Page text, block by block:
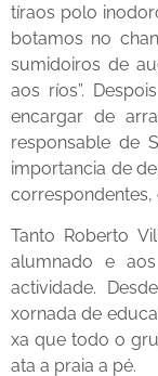
tíraos polo
botamos no
sumidoiros de
aos ríos”.
encargar de
responsable de
importancia de
correspondentes,
Tanto Roberto
alumnado e
actividade.
xornada de
xa que todo o
ata a praia a pé.